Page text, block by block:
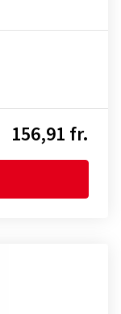
156,91 fr.